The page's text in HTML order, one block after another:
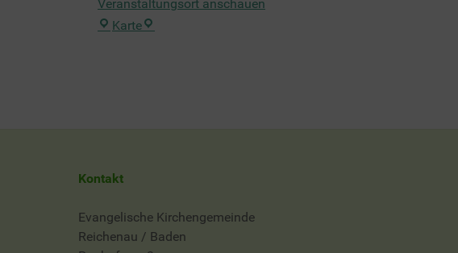
Veranstaltungsort anschauen
KarteHeilig-
Kontakt
Evangelische Kirchengemeinde
Reichenau / Baden